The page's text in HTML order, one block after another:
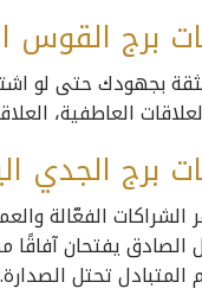
برج القوس
بجهودك حتى لو
العاطفية،
برج الجدي
الفعّالة
الصادق يفتحان آفاقًا
المتبادل تحتل الصدارة.